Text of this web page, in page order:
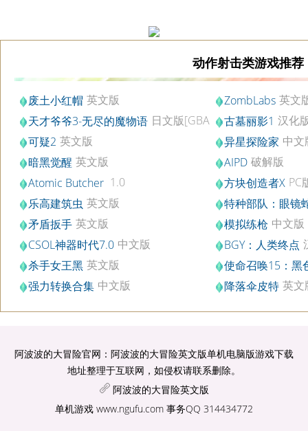
动作射击类游戏推荐
废土小红帽 英文版 ZombLabs 英文
天才爷爷3-无尽的魔物语 日文版[GBA
游戏]
古墓丽影1 汉化
可疑2 英文版 异星探险家 中文
暗黑觉醒 英文版 AIPD 破解版
Atomic Butcher 1.0 方块创造者X PC
乐高建筑虫 英文版
特种部队：眼镜
PC版
矛盾扳手 英文版 模拟练枪 中文版
CSOL神器时代7.0 中文版 BGY：人类终点
杀手女王黑 英文版
使命召唤15：黑
4 PC版
强力转换合集 中文版 降落伞皮特 英文
阿波波的大冒险官网：阿波波的大冒险英文版单机电脑版游戏下载
地址整理于互联网，如侵权请联系删除。
阿波波的大冒险英文版
单机游戏 www.ngufu.com 事务QQ 314434772